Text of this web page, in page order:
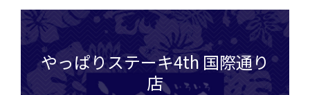
やっぱりステーキ4th 国際通り
店